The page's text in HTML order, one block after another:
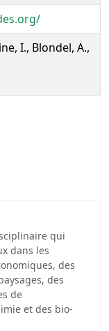
I., Blondel, A.,
qui
dans les
des
des
de
et des bio-